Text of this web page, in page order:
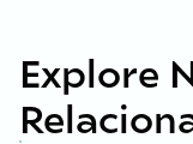
Explore